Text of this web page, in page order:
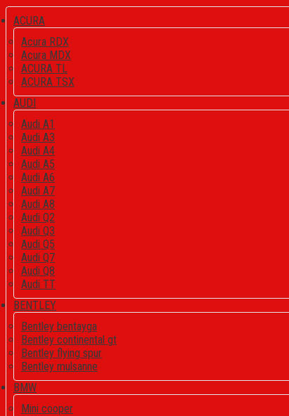
ACURA
Acura RDX
Acura MDX
ACURA TL
ACURA TSX
AUDI
Audi A1
Audi A3
Audi A4
Audi A5
Audi A6
Audi A7
Audi A8
Audi Q2
Audi Q3
Audi Q5
Audi Q7
Audi Q8
Audi TT
BENTLEY
Bentley bentayga
Bentley continental gt
Bentley flying spur
Bentley mulsanne
BMW
Mini cooper